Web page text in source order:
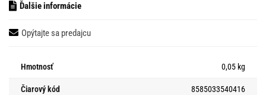
Ďalšie informácie
Opýtajte sa predajcu
Hmotnosť 0,05 kg
Čiarový kód 8585033540416